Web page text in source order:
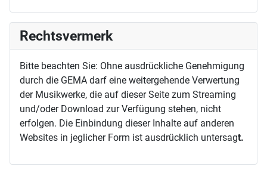
Rechtsvermerk
Bitte beachten Sie: Ohne ausdrückliche Genehmigung
durch die GEMA darf eine weitergehende Verwertung
der Musikwerke, die auf dieser Seite zum Streaming
und/oder Download zur Verfügung stehen, nicht
erfolgen. Die Einbindung dieser Inhalte auf anderen
Websites in jeglicher Form ist ausdrücklich untersagt.